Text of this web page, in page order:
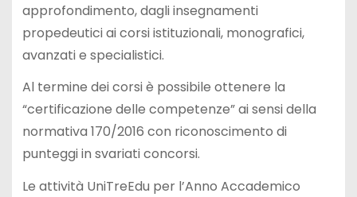
approfondimento, dagli insegnamenti
propedeutici ai corsi istituzionali, monografici,
avanzati e specialistici.
Al termine dei corsi è possibile ottenere la
“certificazione delle competenze” ai sensi della
normativa 170/2016 con riconoscimento di
punteggi in svariati concorsi.
Le attività UniTreEdu per l’Anno Accademico